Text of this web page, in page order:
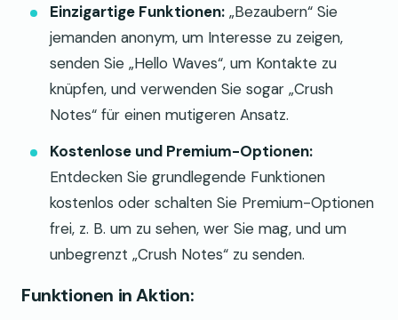
Einzigartige Funktionen: „Bezaubern“ Sie
jemanden anonym, um Interesse zu zeigen,
senden Sie „Hello Waves“, um Kontakte zu
knüpfen, und verwenden Sie sogar „Crush
Notes“ für einen mutigeren Ansatz.
Kostenlose und Premium-Optionen:
Entdecken Sie grundlegende Funktionen
kostenlos oder schalten Sie Premium-Optionen
frei, z. B. um zu sehen, wer Sie mag, und um
unbegrenzt „Crush Notes“ zu senden.
Funktionen in Aktion: